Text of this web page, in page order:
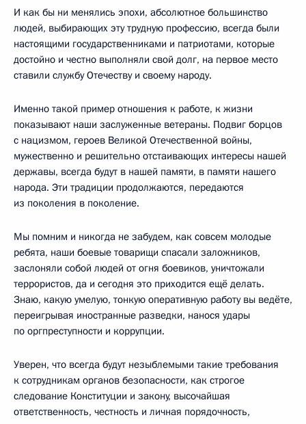
И как бы ни менялись эпохи, абсолютное большинство
людей, выбирающих эту трудную профессию, всегда были
настоящими государственниками и патриотами, которые
достойно и честно выполняли свой долг, на первое место
ставили службу Отечеству и своему народу.
Именно такой пример отношения к работе, к жизни
показывают наши заслуженные ветераны. Подвиг борцов
с нацизмом, героев Великой Отечественной войны,
мужественно и решительно отстаивающих интересы нашей
державы, всегда будут в нашей памяти, в памяти нашего
народа. Эти традиции продолжаются, передаются
из поколения в поколение.
Мы помним и никогда не забудем, как совсем молодые
ребята, наши боевые товарищи спасали заложников,
заслоняли собой людей от огня боевиков, уничтожали
террористов, да и сегодня это приходится ещё делать.
Знаю, какую умелую, тонкую оперативную работу вы ведёте,
переигрывая иностранные разведки, нанося удары
по оргпреступности и коррупции.
Уверен, что всегда будут незыблемыми такие требования
к сотрудникам органов безопасности, как строгое
следование Конституции и закону, высочайшая
ответственность, честность и личная порядочность,